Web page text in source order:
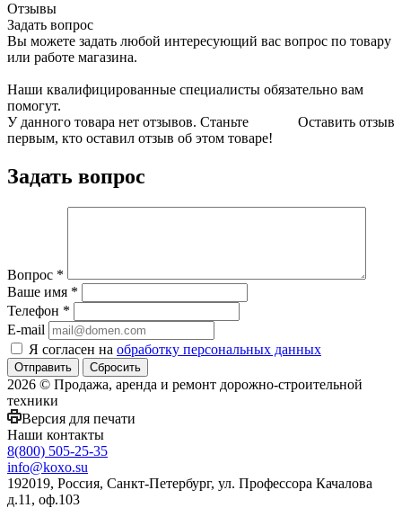
Отзывы
Задать вопрос
Вы можете задать любой интересующий вас вопрос по товару
или работе магазина.
Наши квалифицированные специалисты обязательно вам
помогут.
Оставить отзыв
У данного товара нет отзывов. Станьте
первым, кто оставил отзыв об этом товаре!
Задать вопрос
Вопрос *
Ваше имя *
Телефон *
E-mail
Я согласен на обработку персональных данных
Сбросить
2026 © Продажа, аренда и ремонт дорожно-строительной
техники
Версия для печати
Наши контакты
8(800) 505-25-35
info@koxo.su
192019, Россия, Санкт-Петербург, ул. Профессора Качалова
д.11, оф.103